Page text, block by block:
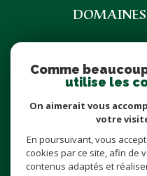
07
6
Comme
utilise les
On aimerait vous
votre
En poursuivant, vous
cookies par ce site, afin de
contenus adaptés et